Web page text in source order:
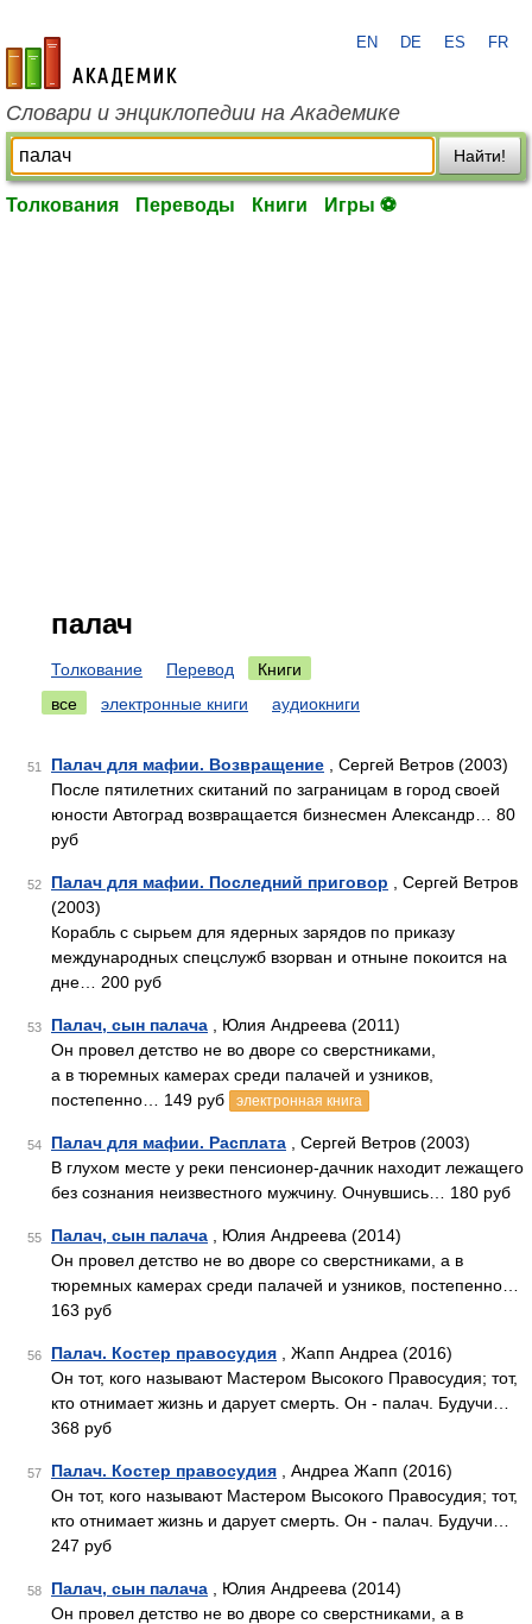
academic.ru
EN DE ES FR
Словари и энциклопедии на Академике
Найти!
Толкования Переводы Книги Игры ⚽
палач
Толкование Перевод
Книги
все
электронные книги аудиокниги
51 Палач для мафии. Возвращение , Сергей Ветров (2003)
После пятилетних скитаний по заграницам в город своей
юности Автоград возвращается бизнесмен Александр… 80
руб
52 Палач для мафии. Последний приговор , Сергей Ветров
(2003)
Корабль с сырьем для ядерных зарядов по приказу
международных спецслужб взорван и отныне покоится на
дне… 200 руб
53 Палач, сын палача , Юлия Андреева (2011)
Он провел детство не во дворе со сверстниками,
а в тюремных камерах среди палачей и узников,
постепенно… 149 руб
электронная книга
54 Палач для мафии. Расплата , Сергей Ветров (2003)
В глухом месте у реки пенсионер-дачник находит лежащего
без сознания неизвестного мужчину. Очнувшись… 180 руб
55 Палач, сын палача , Юлия Андреева (2014)
Он провел детство не во дворе со сверстниками, а в
тюремных каме­рах среди палачей и узников, постепенно…
163 руб
56 Палач. Костер правосудия , Жапп Андреа (2016)
Он тот, кого называют Мастером Высокого Правосудия; тот,
кто отнимает жизнь и дарует смерть. Он - палач. Будучи…
368 руб
57 Палач. Костер правосудия , Андреа Жапп (2016)
Он тот, кого называют Мастером Высокого Правосудия; тот,
кто отнимает жизнь и дарует смерть. Он - палач. Будучи…
247 руб
58 Палач, сын палача , Юлия Андреева (2014)
Он провел детство не во дворе со сверстниками, а в